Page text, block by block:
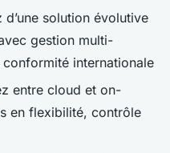
d’une solution évolutive
gestion multi-
internationale
entre cloud et on-
en flexibilité, contrôle